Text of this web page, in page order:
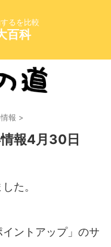
るを比較
百科
報 >
報4月30日
た。
ントアップ」のサ